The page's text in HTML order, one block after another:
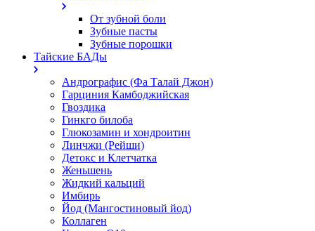
От зубной боли
Зубные пасты
Зубные порошки
Тайские БАДы
Андрографис (Фа Талай Джон)
Гарциния Камбоджийская
Гвоздика
Гинкго билоба
Глюкозамин и хондроитин
Линчжи (Рейши)
Детокс и Клетчатка
Женьшень
Жидкий кальций
Имбирь
Йод (Мангостиновый йод)
Коллаген